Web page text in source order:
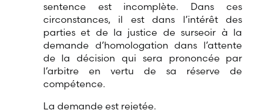
sentence est incomplète. Dans ces
circonstances, il est dans l’intérêt des
parties et de la justice de surseoir à la
demande d’homologation dans l’attente
de la décision qui sera prononcée par
l’arbitre en vertu de sa réserve de
compétence.
La demande est rejetée.